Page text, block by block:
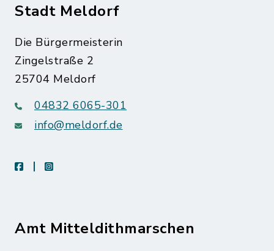
Stadt Meldorf
Die Bürgermeisterin
Zingelstraße 2
25704 Meldorf
04832 6065-301
info@meldorf.de
facebookinstagram
Amt Mitteldithmarschen